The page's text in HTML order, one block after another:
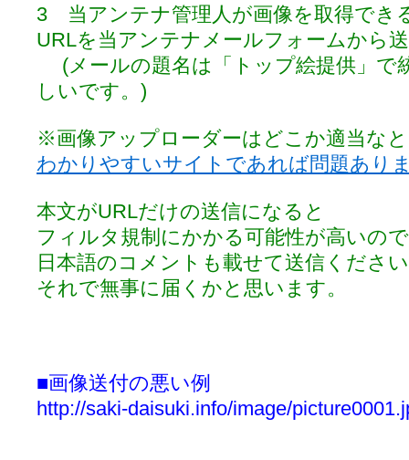
3 当アンテナ管理人が画像を取得でき
URLを当アンテナメールフォームから
(メールの題名は「トップ絵提供」で
しいです。)
※画像アップローダーはどこか適当な
わかりやすいサイトであれば問題あり
本文がURLだけの送信になると
フィルタ規制にかかる可能性が高いので
日本語のコメントも載せて送信くださ
それで無事に届くかと思います。
■画像送付の悪い例
http://saki-daisuki.info/image/